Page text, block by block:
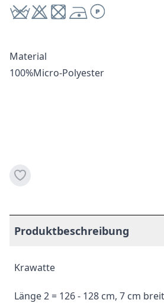
Material
100%Micro-Polyester
Produktbeschreibung
Krawatte
Länge 2 = 126 - 128 cm, 7 cm breit